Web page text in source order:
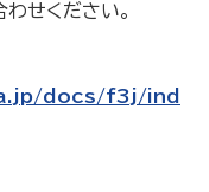
せください。
docs/f3j/ind